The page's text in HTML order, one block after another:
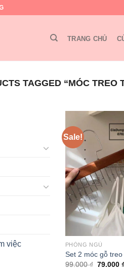
TRANG CHỦ
TAGGED “MÓC TREO
việc
Sale!
PHÒNG NGỦ
Set 2 móc gỗ
99.000₫ 79.000